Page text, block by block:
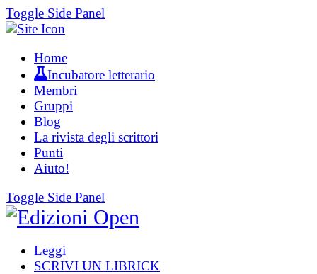
Toggle Side Panel
Home
Incubatore letterario
Membri
Gruppi
Blog
La rivista degli scrittori
Punti
Aiuto!
Toggle Side Panel
Leggi
SCRIVI UN LIBRICK